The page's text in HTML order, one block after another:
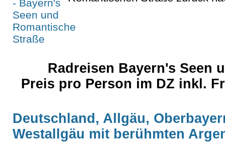
Radreisen Bayern's Seen
Preis pro Person im DZ inkl.
Deutschland, Allgäu,
Westallgäu mit berühmten